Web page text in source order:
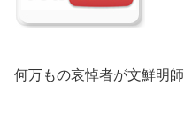
何万もの哀悼者が文鮮